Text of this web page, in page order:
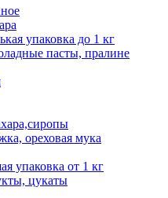
упаковка до 1 кг
пасты, пралине
ореховая мука
упаковка от 1 кг
цукаты